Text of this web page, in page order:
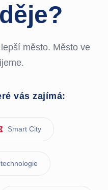
město. Město ve
vás zajímá:
Smart City